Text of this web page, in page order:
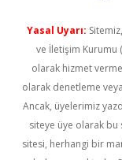
Yasal Uyarı:
ve İletişim Kurumu
olarak hizmet
olarak denetleme
Ancak, üyelerimiz
siteye üye olarak bu
sitesi, herhangi bir